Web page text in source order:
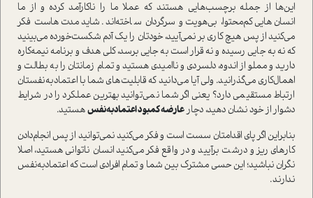
این‌ها از جمله برچسب‌هایی هستند که عملا ما را ناکارآمد کرده و از ما
انسان‌هایی کم‌محتوا، بی‌هویت و سرگردان ساخته‌اند. شاید مدت‌هاست فکر
می‌کنید از پس هیچ کاری بر نمی‌آیید، خودتان را یک آدم شکست‌خورده می‌بینید
که نه به جایی رسیده و نه قرار است به جایی برسد، کلی هدف و برنامه نیمه‌کاره
دارید و مملو از اندوه، دلسردی و ناامیدی هستید و تمام زمانتان را به بطالت و
اهمال‌کاری می‌گذرانید. ولی آیا می‌دانید که قابلیت‌های شما با اعتمادبه‌نفستان
ارتباط مستقیمی دارد؟ یعنی اگر شما نمی‌توانید بهترین عملکرد را در شرایط
دشوار از خود نشان دهید، دچارعارضه کمبود اعتمادبه‌نفسهستید.
بنابراین اگر پای اقدامتان سست است و فکر می‌کنید نمی‌توانید از پس انجام‌دادن
کارهای ریز و درشت برآیید و در واقع فکر می‌کنید انسان ناتوانی هستید، اصلا
نگران نباشید؛ این حسی مشترک بین شما و تمام افرادی است که اعتمادبه‌نفس
ندارند.